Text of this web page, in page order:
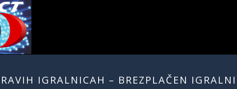
IGRALNICAH – BREZPLAČEN